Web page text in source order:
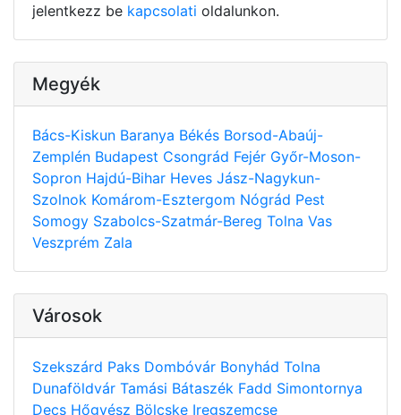
jelentkezz be kapcsolati oldalunkon.
Megyék
Bács-Kiskun Baranya Békés Borsod-Abaúj-
Zemplén Budapest Csongrád Fejér Győr-Moson-
Sopron Hajdú-Bihar Heves Jász-Nagykun-
Szolnok Komárom-Esztergom Nógrád Pest
Somogy Szabolcs-Szatmár-Bereg Tolna Vas
Veszprém Zala
Városok
Szekszárd Paks Dombóvár Bonyhád Tolna
Dunaföldvár Tamási Bátaszék Fadd Simontornya
Decs Hőgyész Bölcske Iregszemcse